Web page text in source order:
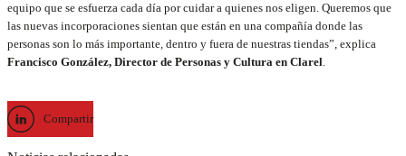
equipo que se esfuerza cada día por cuidar a quienes nos eligen. Queremos que
las nuevas incorporaciones sientan que están en una compañía donde las
personas son lo más importante, dentro y fuera de nuestras tiendas”, explica
Francisco González, Director de Personas y Cultura en Clarel.
Compartir